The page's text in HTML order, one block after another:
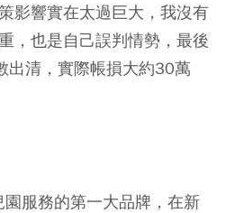
影響實在太過巨大，我沒有
，也是自己誤判情勢，最後
清，實際帳損大約30萬
園服務的第一大品牌，在新